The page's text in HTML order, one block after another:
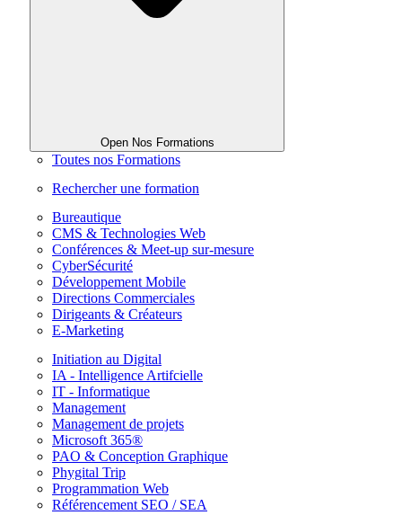
Open Nos Formations
Toutes nos Formations
Rechercher une formation
Bureautique
CMS & Technologies Web
Conférences & Meet-up sur-mesure
CyberSécurité
Développement Mobile
Directions Commerciales
Dirigeants & Créateurs
E-Marketing
Initiation au Digital
IA - Intelligence Artifcielle
IT - Informatique
Management
Management de projets
Microsoft 365®
PAO & Conception Graphique
Phygital Trip
Programmation Web
Référencement SEO / SEA